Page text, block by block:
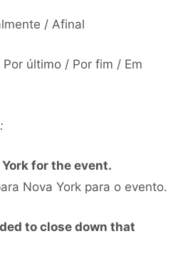
/ Afinal
último / Por fim / Em
for the event.
Nova York para o evento.
to close down that